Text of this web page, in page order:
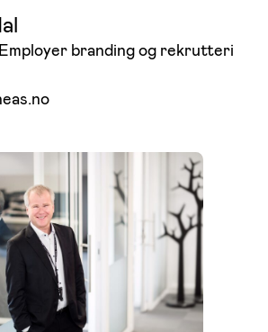
branding og rekrutteri